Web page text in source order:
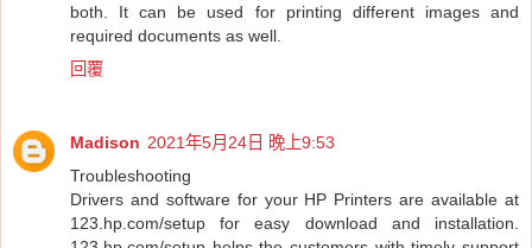
both. It can be used for printing different images and
required documents as well.
回覆
Madison 2021年5月24日 晚上9:53
Troubleshooting
Drivers and software for your HP Printers are available at
123.hp.com/setup for easy download and installation.